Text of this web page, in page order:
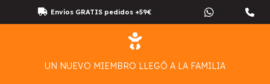
Envíos GRATIS pedidos +59€
UN NUEVO MIEMBRO LLEGÓ A LA FAMILIA